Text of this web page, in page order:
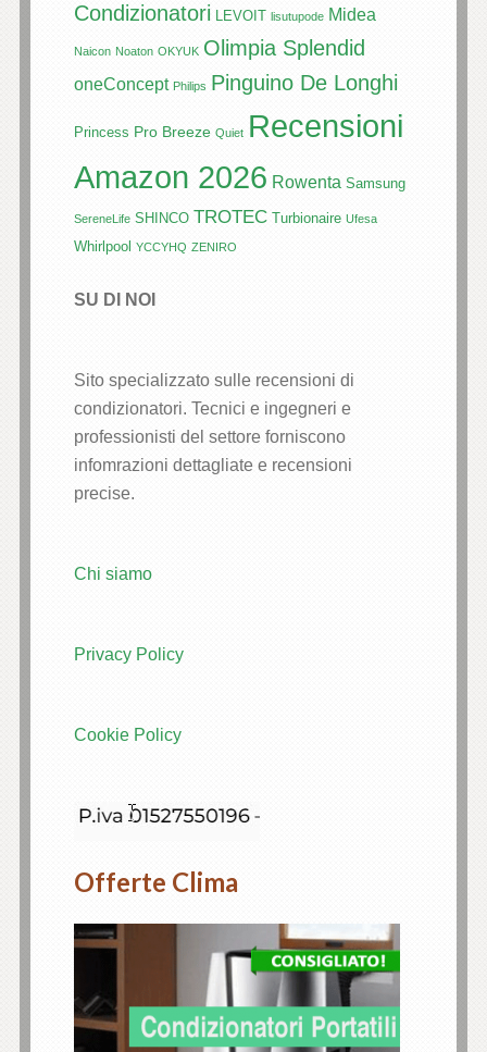
Condizionatori LEVOIT lisutupode Midea
Naicon Noaton OKYUK Olimpia Splendid
oneConcept Philips Pinguino De Longhi
Princess Pro Breeze Quiet Recensioni
Amazon 2026 Rowenta Samsung
SereneLife SHINCO TROTEC Turbionaire Ufesa
Whirlpool YCCYHQ ZENIRO
SU DI NOI
Sito specializzato sulle recensioni di
condizionatori. Tecnici e ingegneri e
professionisti del settore forniscono
infomrazioni dettagliate e recensioni
precise.
Chi siamo
Privacy Policy
Cookie Policy
Offerte Clima